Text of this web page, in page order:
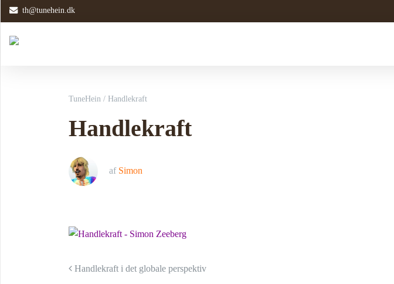
th@tunehein.dk
TuneHein / Handlekraft
Handlekraft
af Simon
Indlæg navigation
Handlekraft i det globale perspektiv